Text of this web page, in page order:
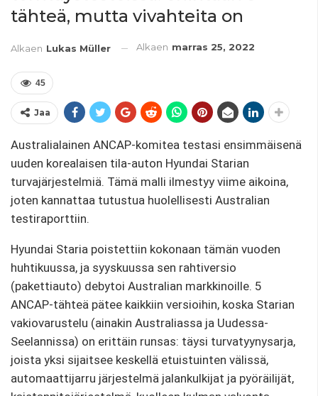
tähteä, mutta vivahteita on
Alkaen Lukas Müller Alkaen marras 25, 2022
45
Jaa
Australialainen ANCAP-komitea testasi ensimmäisenä
uuden korealaisen tila-auton Hyundai Starian
turvajärjestelmiä. Tämä malli ilmestyy viime aikoina,
joten kannattaa tutustua huolellisesti Australian
testiraporttiin.
Hyundai Staria poistettiin kokonaan tämän vuoden
huhtikuussa, ja syyskuussa sen rahtiversio
(pakettiauto) debytoi Australian markkinoille. 5
ANCAP-tähteä pätee kaikkiin versioihin, koska Starian
vakiovarustelu (ainakin Australiassa ja Uudessa-
Seelannissa) on erittäin runsas: täysi turvatyynysarja,
joista yksi sijaitsee keskellä etuistuinten välissä,
automaattijarru järjestelmä jalankulkijat ja pyöräilijät,